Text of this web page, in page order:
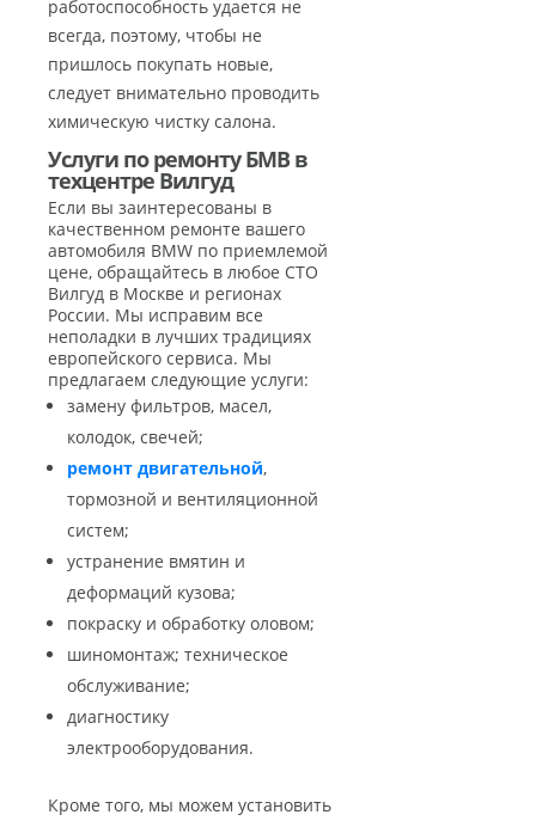
работоспособность удается не
всегда, поэтому, чтобы не
пришлось покупать новые,
следует внимательно проводить
химическую чистку салона.
Услуги по ремонту БМВ в
техцентре Вилгуд
Если вы заинтересованы в
качественном ремонте вашего
автомобиля BMW по приемлемой
цене, обращайтесь в любое СТО
Вилгуд в Москве и регионах
России. Мы исправим все
неполадки в лучших традициях
европейского сервиса. Мы
предлагаем следующие услуги:
замену фильтров, масел,
колодок, свечей;
ремонт двигательной,
тормозной и вентиляционной
систем;
устранение вмятин и
деформаций кузова;
покраску и обработку оловом;
шиномонтаж; техническое
обслуживание;
диагностику
электрооборудования.
Кроме того, мы можем установить